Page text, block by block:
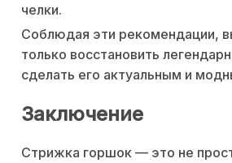
челки.
Соблюдая эти рекомендации,
только восстановить
сделать его актуальным и
Заключение
Стрижка горшок — это не